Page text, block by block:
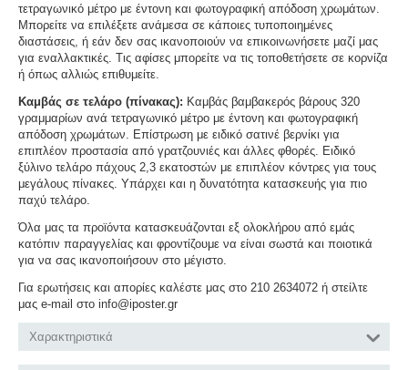
τετραγωνικό μέτρο με έντονη και φωτογραφική απόδοση χρωμάτων.
Μπορείτε να επιλέξετε ανάμεσα σε κάποιες τυποποιημένες
διαστάσεις, ή εάν δεν σας ικανοποιούν να επικοινωνήσετε μαζί μας
για εναλλακτικές. Τις αφίσες μπορείτε να τις τοποθετήσετε σε κορνίζα
ή όπως αλλιώς επιθυμείτε.
Καμβάς σε τελάρο (πίνακας): Καμβάς βαμβακερός βάρους 320
γραμμαρίων ανά τετραγωνικό μέτρο με έντονη και φωτογραφική
απόδοση χρωμάτων. Επίστρωση με ειδικό σατινέ βερνίκι για
επιπλέον προστασία από γρατζουνιές και άλλες φθορές. Ειδικό
ξύλινο τελάρο πάχους 2,3 εκατοστών με επιπλέον κόντρες για τους
μεγάλους πίνακες. Υπάρχει και η δυνατότητα κατασκευής για πιο
παχύ τελάρο.
Όλα μας τα προϊόντα κατασκευάζονται εξ ολοκλήρου από εμάς
κατόπιν παραγγελίας και φροντίζουμε να είναι σωστά και ποιοτικά
για να σας ικανοποιήσουν στο μέγιστο.
Για ερωτήσεις και απορίες καλέστε μας στο 210 2634072 ή στείλτε
μας e-mail στο info@iposter.gr
Χαρακτηριστικά